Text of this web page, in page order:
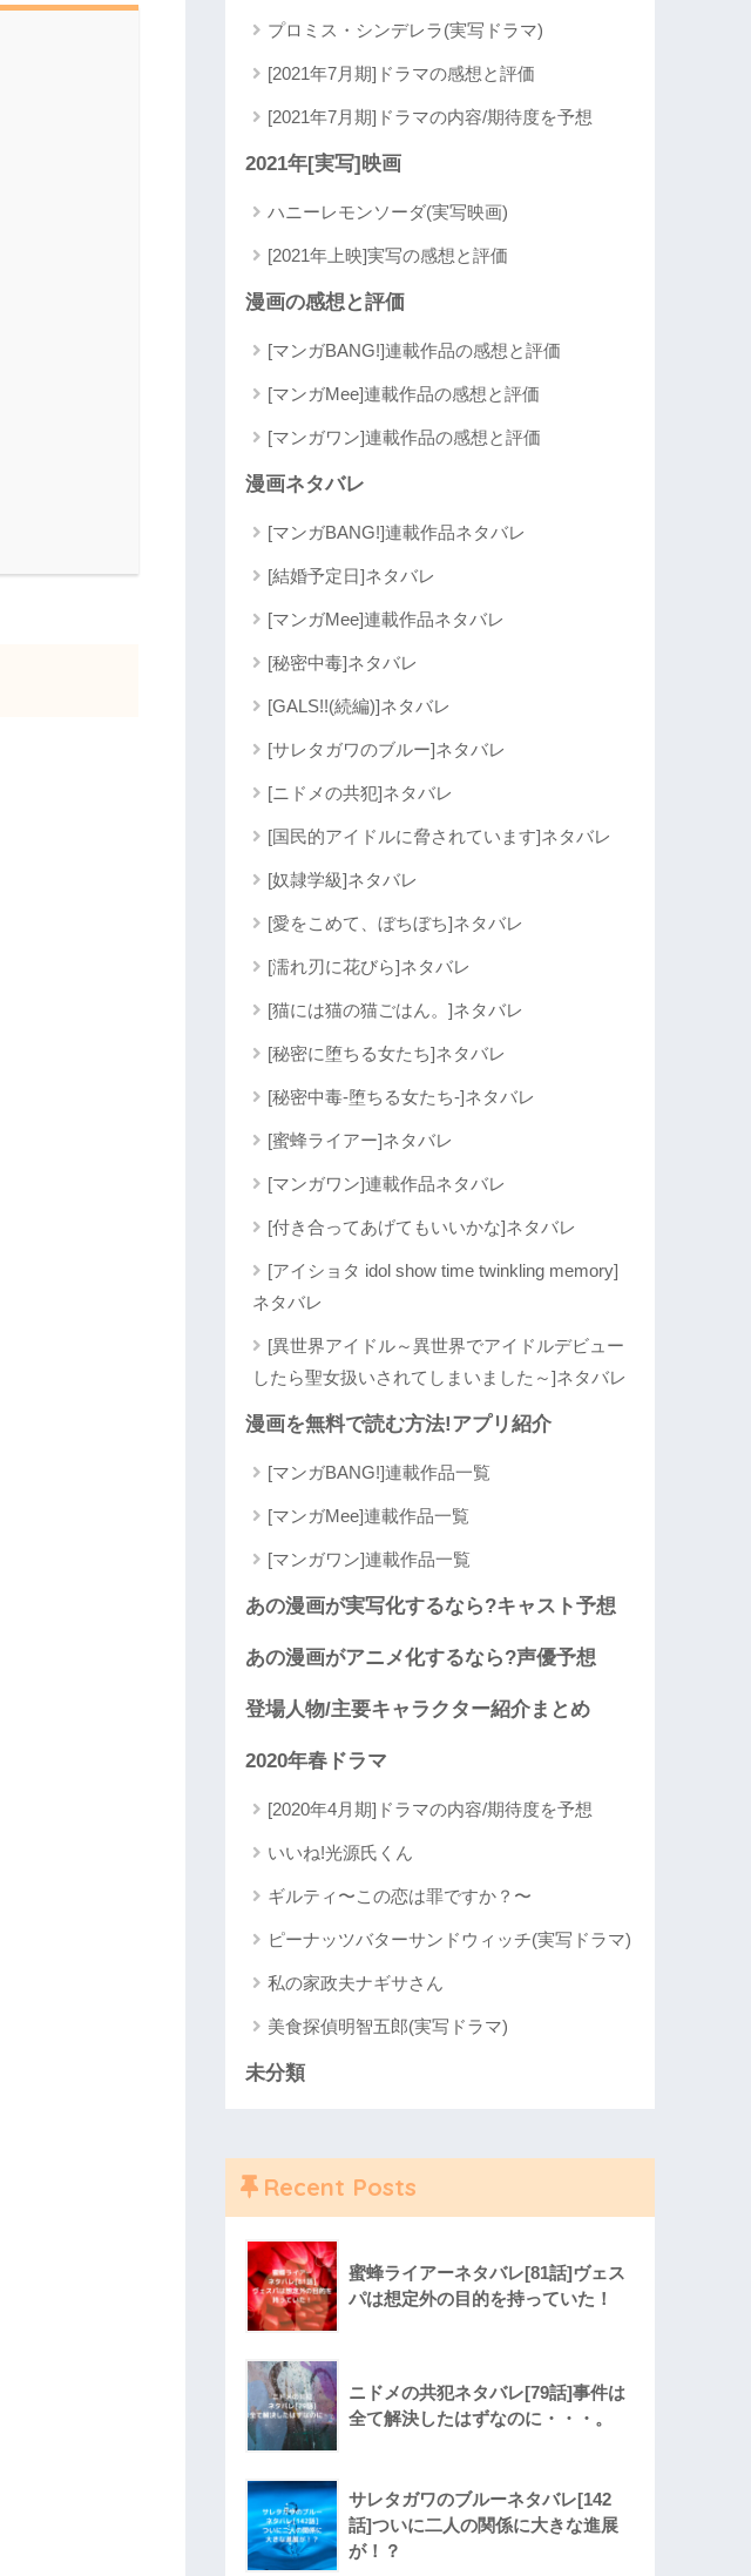
プロミス・シンデレラ(実写ドラマ)
[2021年7月期]ドラマの感想と評価
[2021年7月期]ドラマの内容/期待度を予想
2021年[実写]映画
ハニーレモンソーダ(実写映画)
[2021年上映]実写の感想と評価
漫画の感想と評価
[マンガBANG!]連載作品の感想と評価
[マンガMee]連載作品の感想と評価
[マンガワン]連載作品の感想と評価
漫画ネタバレ
[マンガBANG!]連載作品ネタバレ
[結婚予定日]ネタバレ
[マンガMee]連載作品ネタバレ
[秘密中毒]ネタバレ
[GALS!!(続編)]ネタバレ
[サレタガワのブルー]ネタバレ
[ニドメの共犯]ネタバレ
[国民的アイドルに脅されています]ネタバレ
[奴隷学級]ネタバレ
[愛をこめて、ぼちぼち]ネタバレ
[濡れ刃に花びら]ネタバレ
[猫には猫の猫ごはん。]ネタバレ
[秘密に堕ちる女たち]ネタバレ
[秘密中毒-堕ちる女たち-]ネタバレ
[蜜蜂ライアー]ネタバレ
[マンガワン]連載作品ネタバレ
[付き合ってあげてもいいかな]ネタバレ
[アイショタ idol show time twinkling memory]
ネタバレ
[異世界アイドル～異世界でアイドルデビュー
したら聖女扱いされてしまいました～]ネタバレ
漫画を無料で読む方法!アプリ紹介
[マンガBANG!]連載作品一覧
[マンガMee]連載作品一覧
[マンガワン]連載作品一覧
あの漫画が実写化するなら?キャスト予想
あの漫画がアニメ化するなら?声優予想
登場人物/主要キャラクター紹介まとめ
2020年春ドラマ
[2020年4月期]ドラマの内容/期待度を予想
いいね!光源氏くん
ギルティ〜この恋は罪ですか？〜
ピーナッツバターサンドウィッチ(実写ドラマ)
私の家政夫ナギサさん
美食探偵明智五郎(実写ドラマ)
未分類
Recent Posts
蜜蜂ライアーネタバレ[81話]ヴェス
パは想定外の目的を持っていた！
ニドメの共犯ネタバレ[79話]事件は
全て解決したはずなのに・・・。
サレタガワのブルーネタバレ[142
話]ついに二人の関係に大きな進展
が！？